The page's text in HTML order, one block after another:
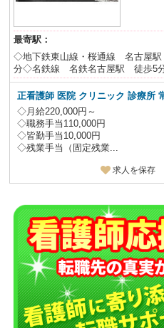
最寄駅：
◇地下鉄東山線・桜通線 名古
分◇名鉄線 名鉄名古屋駅 徒歩5
正看護師 医院 クリニック 診療所
◇月給220,000円～
◇職務手当110,000円
◇皆勤手当10,000円
◇残業手当（固定残業...
求人を保存